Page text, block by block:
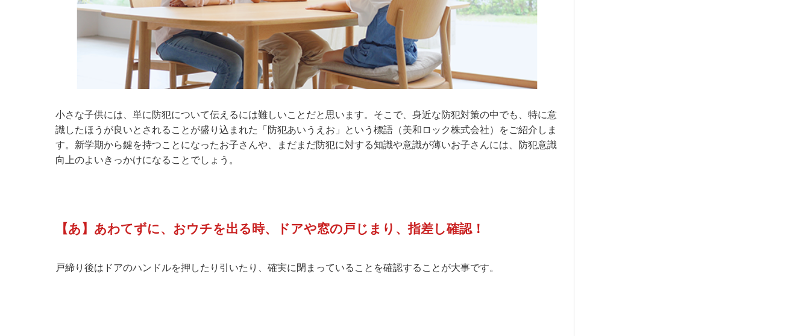
小さな子供には、単に防犯について伝えるには難しいことだと思います。そこで、身近な防犯対策の中でも、特に意
識したほうが良いとされることが盛り込まれた「防犯あいうえお」という標語（美和ロック株式会社）をご紹介しま
す。新学期から鍵を持つことになったお子さんや、まだまだ防犯に対する知識や意識が薄いお子さんには、防犯意識
向上のよいきっかけになることでしょう。
【あ】あわてずに、おウチを出る時、ドアや窓の戸じまり、指差し確認！
戸締り後はドアのハンドルを押したり引いたり、確実に閉まっていることを確認することが大事です。